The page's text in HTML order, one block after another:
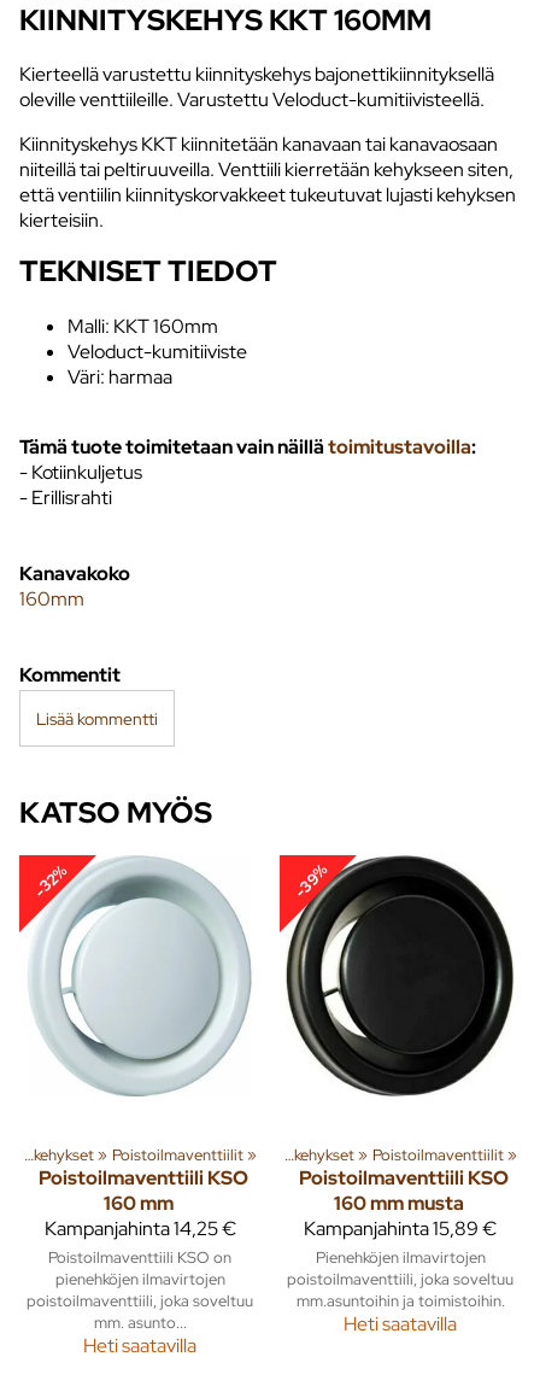
KIINNITYSKEHYS KKT 160MM
Kierteellä varustettu kiinnityskehys bajonettikiinnityksellä
oleville venttiileille. Varustettu Veloduct-kumitiivisteellä.
Kiinnityskehys KKT kiinnitetään kanavaan tai kanavaosaan
niiteillä tai peltiruuveilla. Venttiili kierretään kehykseen siten,
että ventiilin kiinnityskorvakkeet tukeutuvat lujasti kehyksen
kierteisiin.
TEKNISET TIEDOT
Malli: KKT 160mm
Veloduct-kumitiiviste
Väri: harmaa
Tämä tuote toimitetaan vain näillätoimitustavoilla:
- Kotiinkuljetus
- Erillisrahti
Kanavakoko
160mm
Kommentit
Lisää kommentti
KATSO MYÖS
-32%
Ilmanvaihtoventtiilit ja kiinnityskehykset‪» Poistoilmaventtiilit‪»
Poistoilmaventtiili KSO
160 mm
Kampanjahinta14,25 €
Poistoilmaventtiili KSO on
pienehköjen ilmavirtojen
poistoilmaventtiili, joka soveltuu
mm. asunto...
Heti saatavilla
-39%
‪» Ilmanvaihtoventtiilit ja kiinnityskehykset‪» Poistoilmaventtiilit‪»
Poistoilmaventtiili KSO
160 mm musta
Kampanjahinta15,89 €
Pienehköjen ilmavirtojen
poistoilmaventtiili, joka soveltuu
mm.asuntoihin ja toimistoihin.
Heti saatavilla